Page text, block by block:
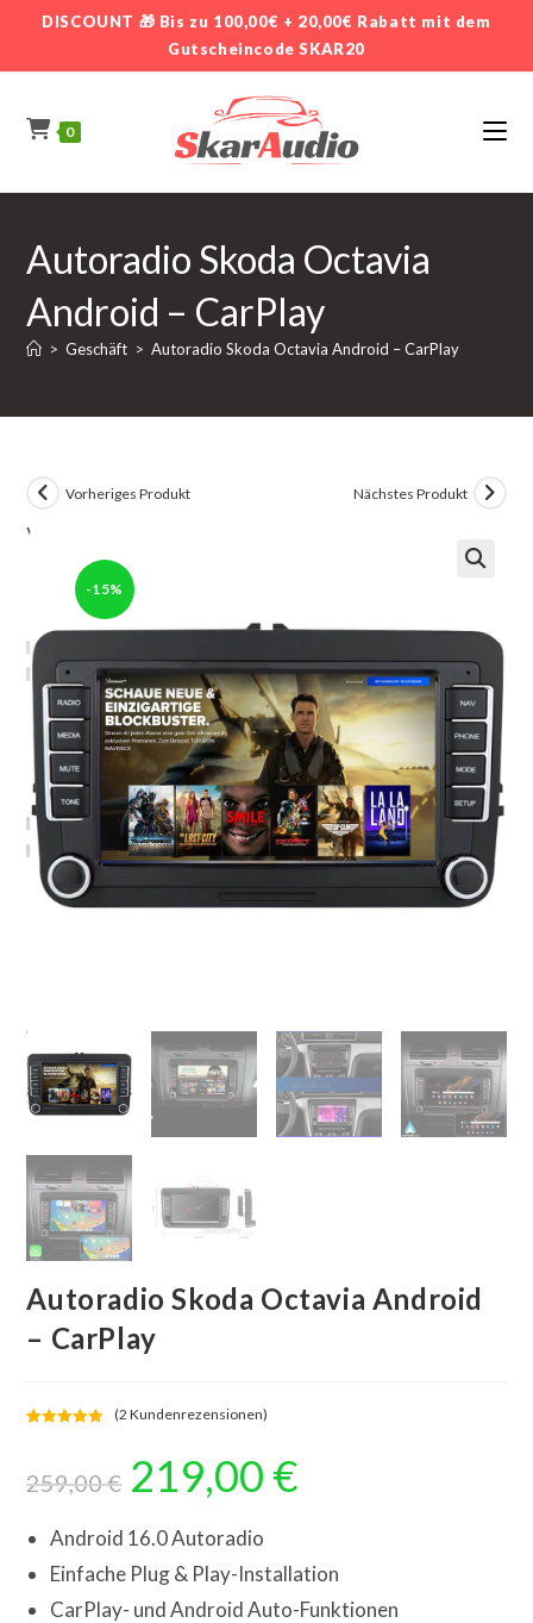
springen
DISCOUNT 🎁 Bis zu 100,00€ + 20,00€ Rabatt mit dem
Gutscheincode SKAR20
0
Autoradio Skoda Octavia
Android – CarPlay
> Geschäft > Autoradio Skoda Octavia Android – CarPlay
-15%
Vorheriges Produkt Nächstes Produkt
Autoradio Skoda Octavia Android
– CarPlay
basierend
Kundenbewe
rtungen
(2 Kundenrezensionen)
259,00€
Ursprünglicher
Preis
war:
219,00 €Aktueller
ist:
Android 16.0 Autoradio
Einfache Plug & Play-Installation
CarPlay- und Android Auto-Funktionen